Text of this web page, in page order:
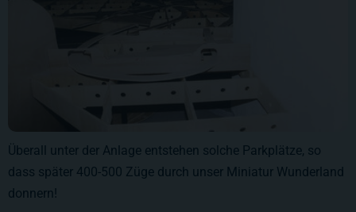
Überall unter der Anlage entstehen solche Parkplätze, so
dass später 400-500 Züge durch unser Miniatur Wunderland
donnern!